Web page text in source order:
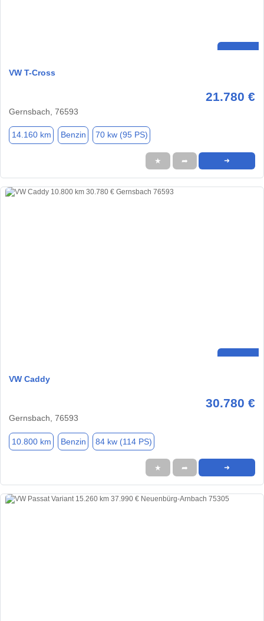
VW T-Cross
21.780 €
Gernsbach, 76593
14.160 km Benzin 70 kw (95 PS)
★ ➦ ➜
VW Caddy
30.780 €
Gernsbach, 76593
10.800 km Benzin 84 kw (114 PS)
★ ➦ ➜